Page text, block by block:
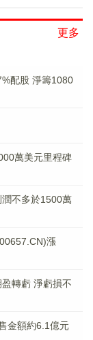
更多
配股 淨籌1080
萬美元里程碑
不多於1500萬
漲
轉虧 淨虧損不
金額約6.1億元